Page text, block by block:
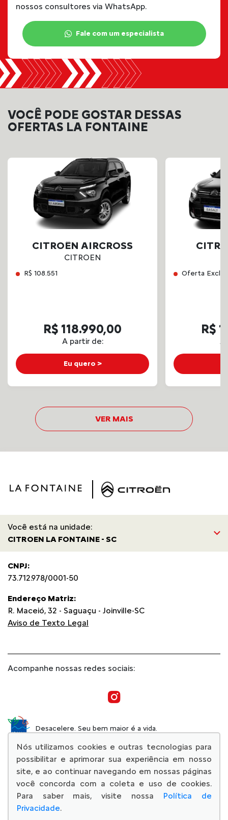
nossos consultores via WhatsApp.
Fale com um especialista
VOCÊ PODE GOSTAR DESSAS
OFERTAS LA FONTAINE
CITROËN AIRCROSS
CITROEN
R$ 108.551
R$ 118.990,00
A partir de:
Eu quero >
Oferta
R$
A
VER MAIS
Você está na unidade:
CITROEN LA FONTAINE - SC
CNPJ:
73.712.978/0001-50
Endereço Matriz:
R. Maceió, 32 - Saguaçu - Joinville-SC
Aviso de Texto Legal
Acompanhe nossas redes sociais:
Desacelere. Seu bem maior é a vida.
AutoForce - Todos os direitos reservados.
Nós utilizamos cookies e outras tecnologias para
possibilitar e aprimorar sua experiência em nosso
site, e ao continuar navegando em nossas páginas
você concorda com a coleta e uso de cookies.
Para saber mais, visite nossa Política de
Privacidade.